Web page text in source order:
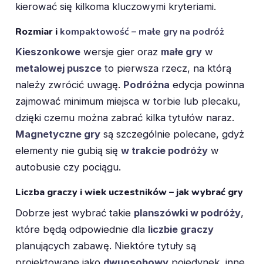
kierować się kilkoma kluczowymi kryteriami.
Rozmiar i kompaktowość – małe gry na podróż
Kieszonkowe wersje gier oraz małe gry w
metalowej puszce to pierwsza rzecz, na którą
należy zwrócić uwagę. Podróżna edycja powinna
zajmować minimum miejsca w torbie lub plecaku,
dzięki czemu można zabrać kilka tytułów naraz.
Magnetyczne gry są szczególnie polecane, gdyż
elementy nie gubią się w trakcie podróży w
autobusie czy pociągu.
Liczba graczy i wiek uczestników – jak wybrać gry
Dobrze jest wybrać takie planszówki w podróży,
które będą odpowiednie dla liczbie graczy
planujących zabawę. Niektóre tytuły są